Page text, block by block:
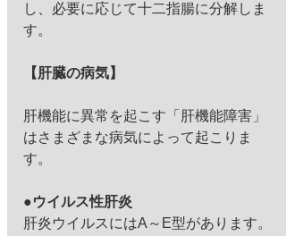
し、必要に応じて十二指腸に分解しま
す。
【肝臓の病気】
肝機能に異常を起こす「肝機能障害」
はさまざまな病気によって起こりま
す。
●ウイルス性肝炎
肝炎ウイルスにはA～E型があります。